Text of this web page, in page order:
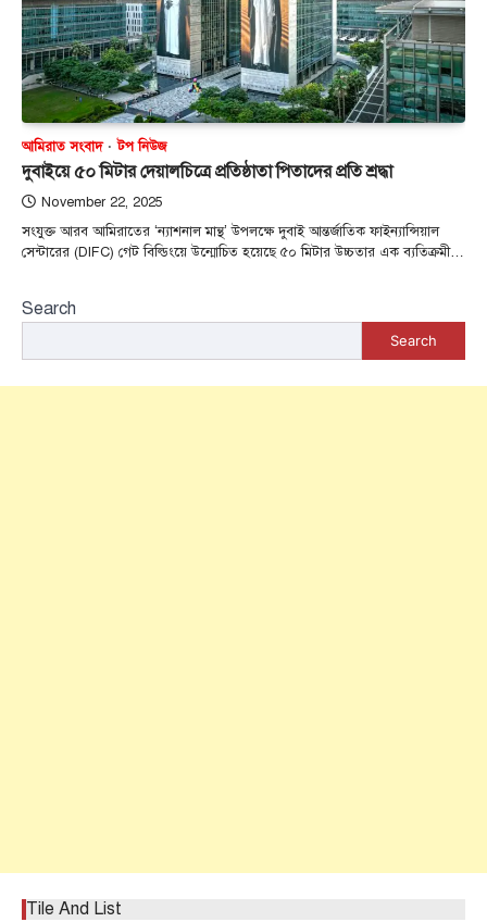
আমিরাত সংবাদ টপ নিউজ
দুবাইয়ে ৫০ মিটার দেয়ালচিত্রে প্রতিষ্ঠাতা পিতাদের প্রতি শ্রদ্ধা
November 22, 2025
সংযুক্ত আরব আমিরাতের ‘ন্যাশনাল মান্থ’ উপলক্ষে দুবাই আন্তর্জাতিক ফাইন্যান্সিয়াল
সেন্টারের (DIFC) গেট বিল্ডিংয়ে উন্মোচিত হয়েছে ৫০ মিটার উচ্চতার এক ব্যতিক্রমী…
Search
Search
Tile And List